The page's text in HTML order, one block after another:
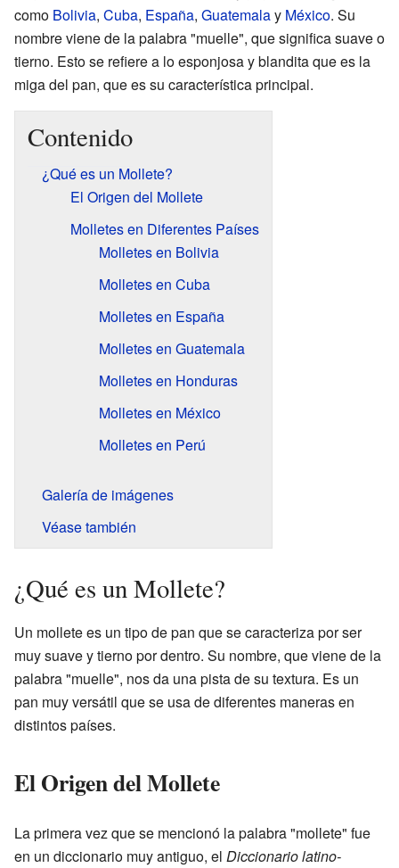
como Bolivia, Cuba, España, Guatemalay México. Su
nombre viene de la palabra "muelle", que significa suave o
tierno. Esto se refiere a lo esponjosa y blandita que es la
miga del pan, que es su característica principal.
Contenido
¿Qué es un Mollete?
El Origen del Mollete
Molletes en Diferentes Países
Molletes en Bolivia
Molletes en Cuba
Molletes en España
Molletes en Guatemala
Molletes en Honduras
Molletes en México
Molletes en Perú
Galería de imágenes
Véase también
¿Qué es un Mollete?
Un mollete es un tipo de pan que se caracteriza por ser
muy suave y tierno por dentro. Su nombre, que viene de la
palabra "muelle", nos da una pista de su textura. Es un
pan muy versátil que se usa de diferentes maneras en
distintos países.
El Origen del Mollete
La primera vez que se mencionó la palabra "mollete" fue
en un diccionario muy antiguo, el Diccionario latino-